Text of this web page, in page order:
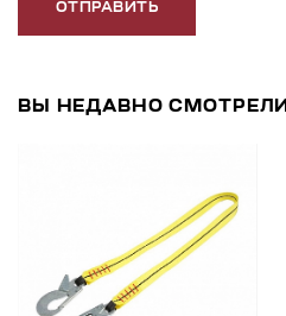
ОТПРАВИТЬ
ВЫ НЕДАВНО СМОТРЕЛИ